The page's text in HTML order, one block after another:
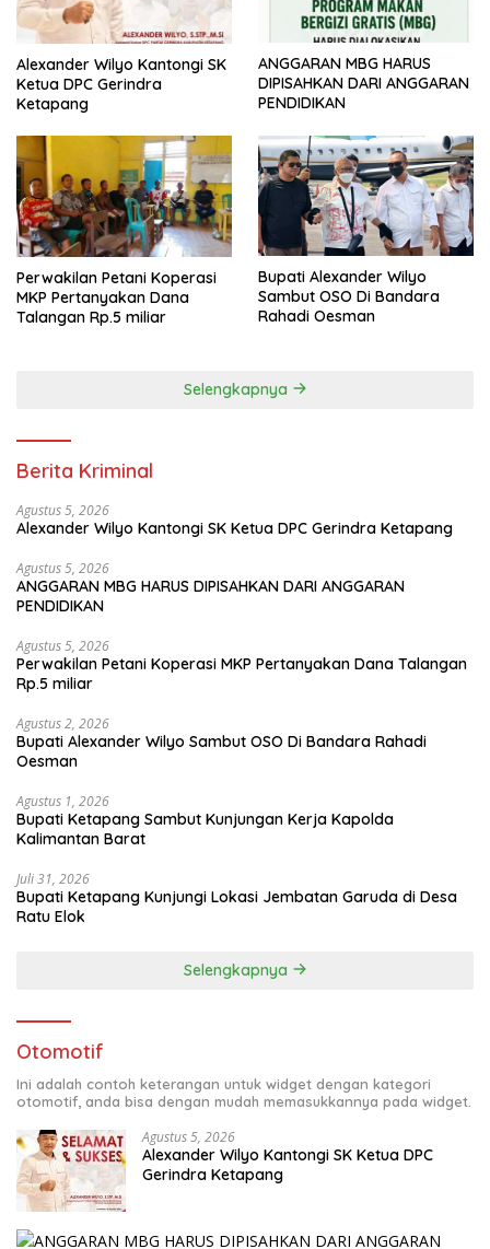
Alexander Wilyo Kantongi SK
Ketua DPC Gerindra
Ketapang
ANGGARAN MBG HARUS
DIPISAHKAN DARI ANGGARAN
PENDIDIKAN
Perwakilan Petani Koperasi
MKP Pertanyakan Dana
Talangan Rp.5 miliar
Bupati Alexander Wilyo
Sambut OSO Di Bandara
Rahadi Oesman
Selengkapnya
Berita Kriminal
Agustus 5, 2026
Alexander Wilyo Kantongi SK Ketua DPC Gerindra Ketapang
Agustus 5, 2026
ANGGARAN MBG HARUS DIPISAHKAN DARI ANGGARAN
PENDIDIKAN
Agustus 5, 2026
Perwakilan Petani Koperasi MKP Pertanyakan Dana Talangan
Rp.5 miliar
Agustus 2, 2026
Bupati Alexander Wilyo Sambut OSO Di Bandara Rahadi
Oesman
Agustus 1, 2026
Bupati Ketapang Sambut Kunjungan Kerja Kapolda
Kalimantan Barat
Juli 31, 2026
Bupati Ketapang Kunjungi Lokasi Jembatan Garuda di Desa
Ratu Elok
Selengkapnya
Otomotif
Ini adalah contoh keterangan untuk widget dengan kategori
otomotif, anda bisa dengan mudah memasukkannya pada widget.
Agustus 5, 2026
Alexander Wilyo Kantongi SK Ketua DPC
Gerindra Ketapang